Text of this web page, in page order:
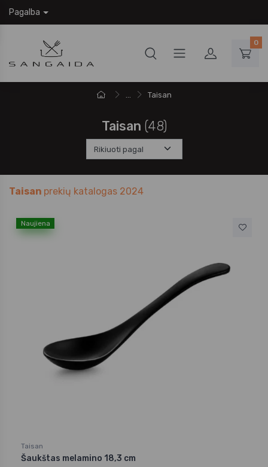
Pagalba
0
... Taisan
Taisan (48)
Taisan prekių katalogas 2024
Naujiena
Taisan
Šaukštas melamino 18,3 cm